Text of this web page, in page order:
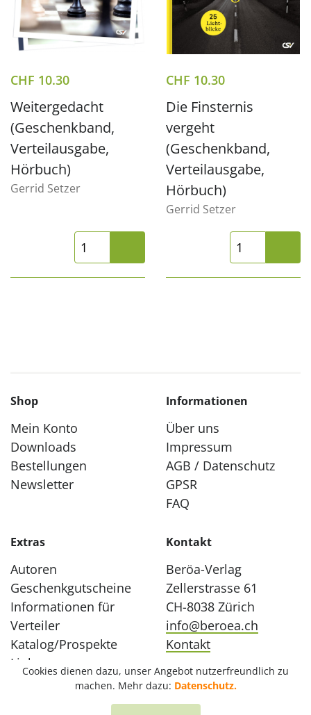
Cookies dienen dazu, unser Angebot nutzerfreundlich zu
machen. Mehr dazu: Datenschutz.
CHF 10.30
Weitergedacht
(Geschenkband,
Verteilausgabe,
Hörbuch)
Gerrid Setzer
CHF 10.30
Die Finsternis
vergeht
(Geschenkband,
Verteilausgabe,
Hörbuch)
Gerrid Setzer
Shop
Mein Konto
Downloads
Bestellungen
Newsletter
Informationen
Über uns
Impressum
AGB / Datenschutz
GPSR
FAQ
Extras
Autoren
Geschenkgutscheine
Informationen für
Verteiler
Katalog/Prospekte
Links
Kontakt
Beröa-Verlag
Zellerstrasse 61
CH-8038 Zürich
info@beroea.ch
Kontakt